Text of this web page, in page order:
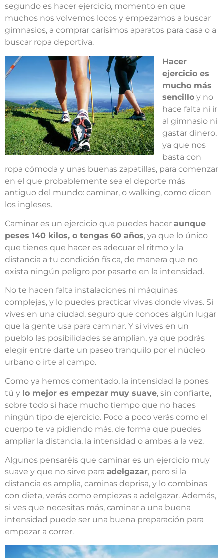
segundo es hacer ejercicio, momento en que
muchos nos volvemos locos y empezamos a buscar
gimnasios, a comprar carísimos aparatos para casa o a
buscar ropa deportiva.
Hacer
ejercicio es
mucho más
sencillo y no
hace falta ni ir
al gimnasio ni
gastar dinero,
ya que nos
basta con
ropa cómoda y unas buenas zapatillas, para comenzar
en el que probablemente sea el deporte más
antiguo del mundo: caminar, o walking, como dicen
los ingleses.
Caminar es un ejercicio que puedes hacer aunque
peses 140 kilos, o tengas 60 años, ya que lo único
que tienes que hacer es adecuar el ritmo y la
distancia a tu condición física, de manera que no
exista ningún peligro por pasarte en la intensidad.
No te hacen falta instalaciones ni máquinas
complejas, y lo puedes practicar vivas donde vivas. Si
vives en una ciudad, seguro que conoces algún lugar
que la gente usa para caminar. Y si vives en un
pueblo las posibilidades se amplían, ya que podrás
elegir entre darte un paseo tranquilo por el núcleo
urbano o irte al campo.
Como ya hemos comentado, la intensidad la pones
tú y lo mejor es empezar muy suave, sin confiarte,
sobre todo si hace mucho tiempo que no haces
ningún tipo de ejercicio. Poco a poco verás como el
cuerpo te va pidiendo más, de forma que puedes
ampliar la distancia, la intensidad o ambas a la vez.
Algunos pensaréis que caminar es un ejercicio muy
suave y que no sirve para adelgazar, pero si la
distancia es amplia, caminas deprisa, y lo combinas
con dieta, verás como empiezas a adelgazar. Además,
si ves que necesitas más, caminar a una buena
intensidad puede ser una buena preparación para
empezar a correr.